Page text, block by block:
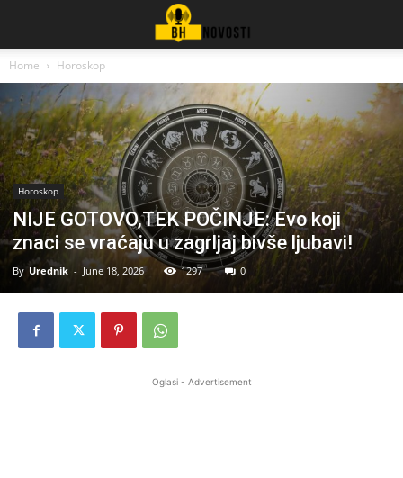
Home Horoskop
Horoskop
NIJE GOTOVO,TEK POČINJE: Evo koji
znaci se vraćaju u zagrljaj bivše ljubavi!
By Urednik - June 18, 2026 1297 0
Oglasi - Advertisement